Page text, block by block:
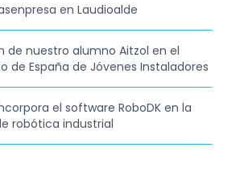
en Laudioalde
de nuestro alumno Aitzol en el
de España de Jóvenes Instaladores
el software RoboDK en la
robótica industrial